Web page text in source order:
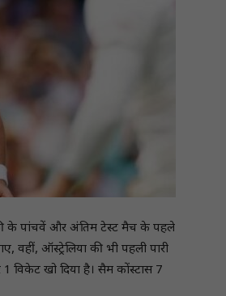
के पांचवें और अंतिम टेस्ट मैच के पहले
वहीं, ऑस्ट्रेलिया की भी पहली पारी
विकेट खो दिया है। सैम कोंस्टास 7